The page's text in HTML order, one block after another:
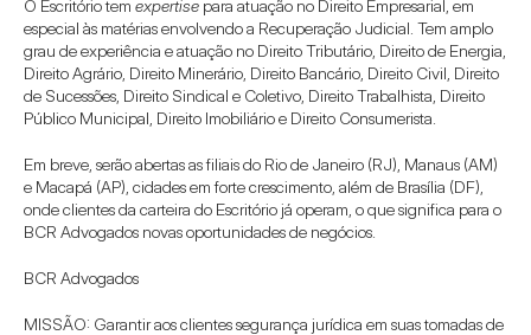
O Escritório tem expertise para atuação no Direito Empresarial, em
especial às matérias envolvendo a Recuperação Judicial. Tem amplo
grau de experiência e atuação no Direito Tributário, Direito de Energia,
Direito Agrário, Direito Minerário, Direito Bancário, Direito Civil, Direito
de Sucessões, Direito Sindical e Coletivo, Direito Trabalhista, Direito
Público Municipal, Direito Imobiliário e Direito Consumerista.
Em breve, serão abertas as filiais do Rio de Janeiro (RJ), Manaus (AM)
e Macapá (AP), cidades em forte crescimento, além de Brasília (DF),
onde clientes da carteira do Escritório já operam, o que significa para o
BCR Advogados novas oportunidades de negócios.
BCR Advogados
MISSÃO: Garantir aos clientes segurança jurídica em suas tomadas de